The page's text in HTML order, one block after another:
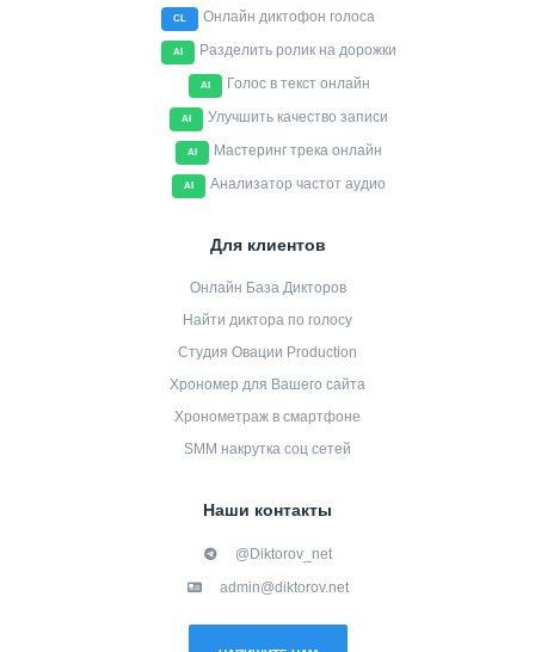
CL Онлайн диктофон голоса
AI Разделить ролик на дорожки
AI Голос в текст онлайн
AI Улучшить качество записи
AI Мастеринг трека онлайн
AI Анализатор частот аудио
Для клиентов
Онлайн База Дикторов
Найти диктора по голосу
Студия Овации Production
Хрономер для Вашего сайта
Хронометраж в смартфоне
SMM накрутка соц сетей
Наши контакты
@Diktorov_net
admin@diktorov.net